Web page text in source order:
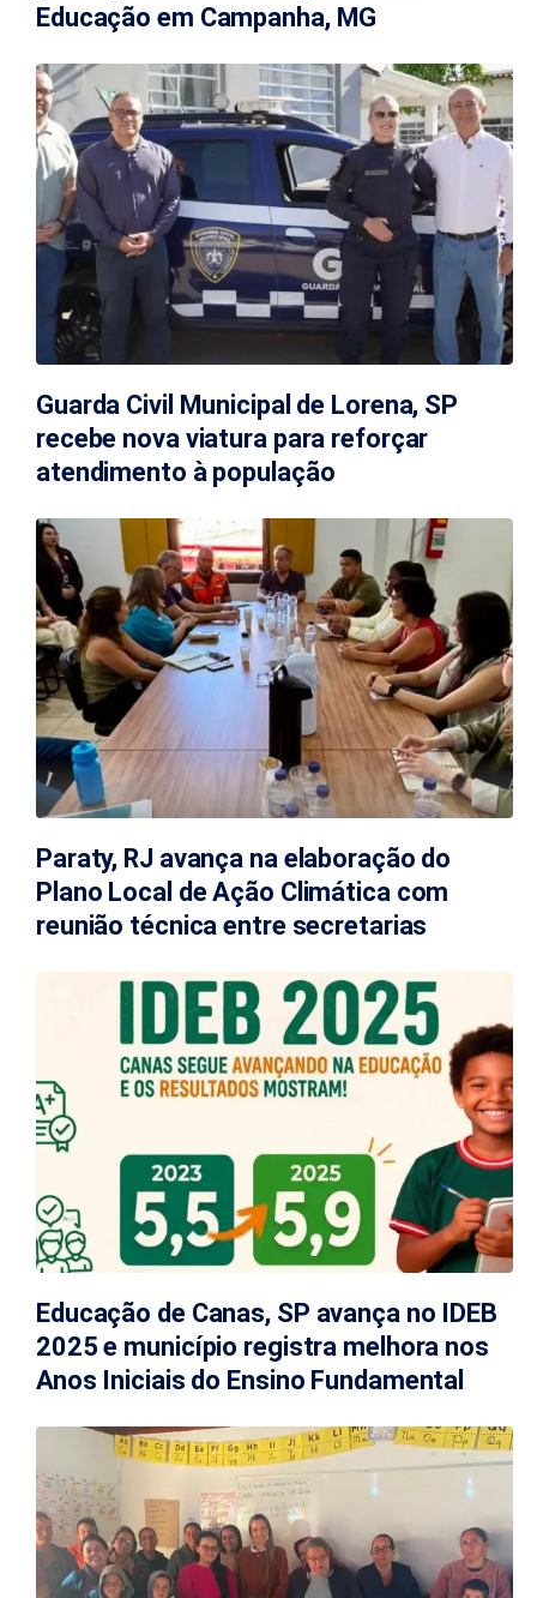
Educação em Campanha, MG
Guarda Civil Municipal de Lorena, SP
recebe nova viatura para reforçar
atendimento à população
Paraty, RJ avança na elaboração do
Plano Local de Ação Climática com
reunião técnica entre secretarias
Educação de Canas, SP avança no IDEB
2025 e município registra melhora nos
Anos Iniciais do Ensino Fundamental